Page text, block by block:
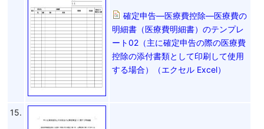
確定申告―医療費控除―医療費の
明細書（医療費明細書）のテンプレ
ート02（主に確定申告の際の医療費
控除の添付書類として印刷して使用
する場合）（エクセル Excel）
15.